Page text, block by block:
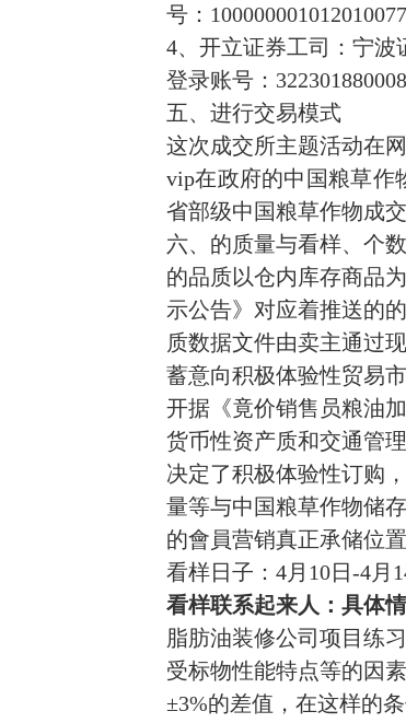
号：
4、开立证券工司：宁
登录账号：
五、进行交易模式
这次成交所主题活动在
vip在政府的中国粮草作
省部级中国粮草作物成
六、的质量与看样、个
的品质以仓内库存商品
示公告》对应着推送的
质数据文件由卖主通过
蓄意向积极体验性贸易
开据《竟价销售员粮油
货币性资产质和交通管
决定了积极体验性订购
量等与中国粮草作物储
的會員营销真正承储位
看样日子： 4月10日-4月
看样联系起来人： 具体
脂肪油装修公司 项目 练
受标物性能特点等的因
±3%的差值，在这样的